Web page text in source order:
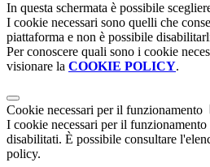
In questa schermata è possibile
I cookie necessari sono quelli che
piattaforma e non è possibile
Per conoscere quali sono i cookie
visionare la COOKIE POLICY.
Cookie necessari per il funzionamento
I cookie necessari per il funzionamento
disabilitati. È possibile consultare
policy.